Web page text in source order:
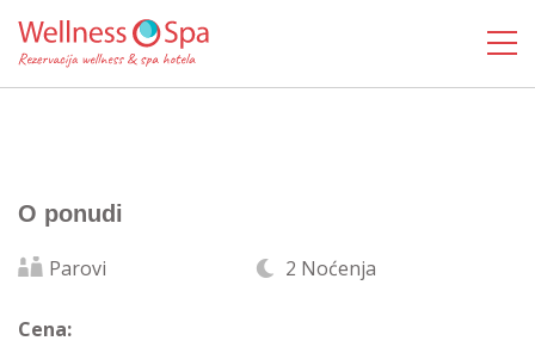
O ponudi
Parovi 2 Noćenja
Cena: